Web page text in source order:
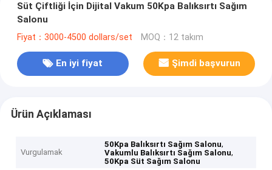
Süt Çiftliği İçin Dijital Vakum 50Kpa Balıksırtı Sağım
Salonu
Fiyat：3000-4500 dollars/set MOQ：12 takım
En iyi fiyat Şimdi başvurun
Ürün Açıklaması
Vurgulamak
50Kpa Balıksırtı Sağım Salonu,
Vakumlu Balıksırtı Sağım Salonu,
50Kpa Süt Sağım Salonu